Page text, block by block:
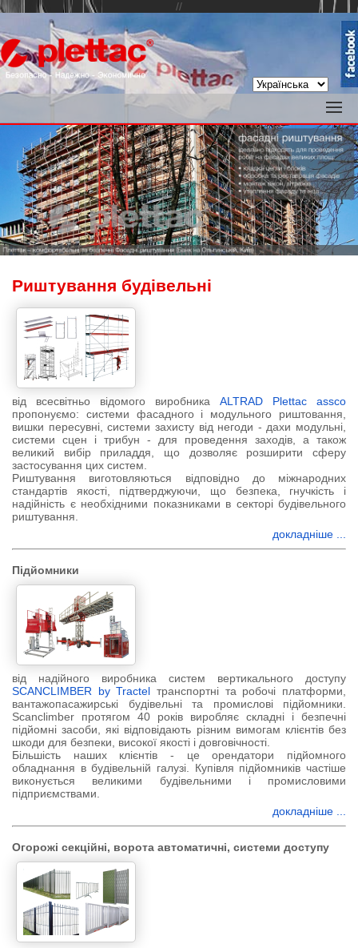
//
Риштування будівельні
від всесвітньо відомого виробника ALTRAD Plettac assco
пропонуємо: системи фасадного і модульного риштовання,
вишки пересувні, системи захисту від негоди - дахи модульні,
системи сцен і трибун - для проведення заходів, а також
великий вибір приладдя, що дозволяє розширити сферу
застосування цих систем.
Риштування виготовляються відповідно до міжнародних
стандартів якості, підтверджуючи, що безпека, гнучкість і
надійність є необхідними показниками в секторі будівельного
риштування.
докладніше ...
Підйомники
від надійного виробника систем вертикального доступу
SCANCLIMBER by Tractel транспортні та робочі платформи,
вантажопасажирські будівельні та промислові підйомники.
Scanclimber протягом 40 років виробляє складні і безпечні
підйомні засоби, які відповідають різним вимогам клієнтів без
шкоди для безпеки, високої якості і довговічності.
Більшість наших клієнтів - це орендатори підйомного
обладнання в будівельній галузі. Купівля підйомників частіше
виконується великими будівельними і промисловими
підприємствами.
докладніше ...
Огорожі секційні, ворота автоматичні, системи доступу